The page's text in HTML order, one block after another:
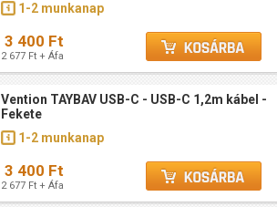
1-2 munkanap
3 400 Ft
2 677 Ft + Áfa
Vention TAYBAV USB-C - USB-C 1,2m kábel -
Fekete
1-2 munkanap
3 400 Ft
2 677 Ft + Áfa